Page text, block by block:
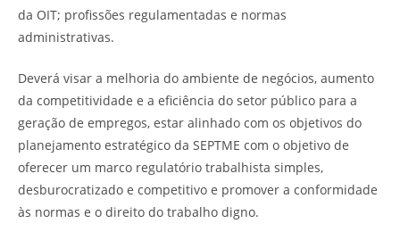
da OIT; profissões regulamentadas e normas
administrativas.
Deverá visar a melhoria do ambiente de negócios, aumento
da competitividade e a eficiência do setor público para a
geração de empregos, estar alinhado com os objetivos do
planejamento estratégico da SEPTME com o objetivo de
oferecer um marco regulatório trabalhista simples,
desburocratizado e competitivo e promover a conformidade
às normas e o direito do trabalho digno.